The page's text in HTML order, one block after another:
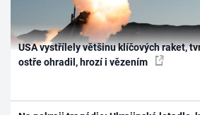
USA vystřílely většinu klíčových raket,
ostře ohradil, hrozí i vězením